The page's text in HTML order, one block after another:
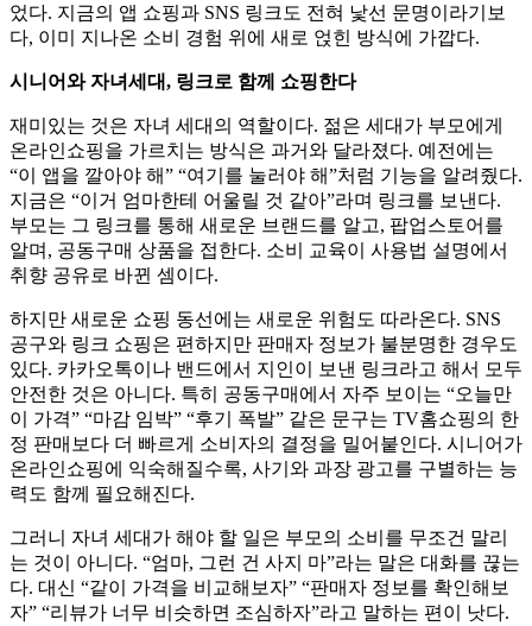
었다. 지금의 앱 쇼핑과 SNS 링크도 전혀 낯선 문명이라기보
다, 이미 지나온 소비 경험 위에 새로 얹힌 방식에 가깝다.
시니어와 자녀세대, 링크로 함께 쇼핑한다
재미있는 것은 자녀 세대의 역할이다. 젊은 세대가 부모에게
온라인쇼핑을 가르치는 방식은 과거와 달라졌다. 예전에는
“이 앱을 깔아야 해” “여기를 눌러야 해”처럼 기능을 알려줬다.
지금은 “이거 엄마한테 어울릴 것 같아”라며 링크를 보낸다.
부모는 그 링크를 통해 새로운 브랜드를 알고, 팝업스토어를
알며, 공동구매 상품을 접한다. 소비 교육이 사용법 설명에서
취향 공유로 바뀐 셈이다.
하지만 새로운 쇼핑 동선에는 새로운 위험도 따라온다. SNS
공구와 링크 쇼핑은 편하지만 판매자 정보가 불분명한 경우도
있다. 카카오톡이나 밴드에서 지인이 보낸 링크라고 해서 모두
안전한 것은 아니다. 특히 공동구매에서 자주 보이는 “오늘만
이 가격” “마감 임박” “후기 폭발” 같은 문구는 TV홈쇼핑의 한
정 판매보다 더 빠르게 소비자의 결정을 밀어붙인다. 시니어가
온라인쇼핑에 익숙해질수록, 사기와 과장 광고를 구별하는 능
력도 함께 필요해진다.
그러니 자녀 세대가 해야 할 일은 부모의 소비를 무조건 말리
는 것이 아니다. “엄마, 그런 건 사지 마”라는 말은 대화를 끊는
다. 대신 “같이 가격을 비교해보자” “판매자 정보를 확인해보
자” “리뷰가 너무 비슷하면 조심하자”라고 말하는 편이 낫다.